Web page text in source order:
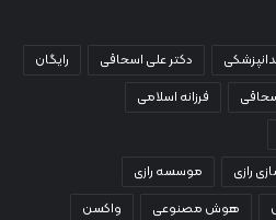
دکتر علی اسحاقی
رایگان
فرزانه اسلامی
رازی
موسسه رازی
هوش مصنوعی
واکسن